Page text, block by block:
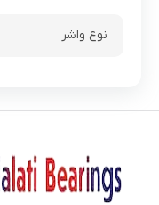
نوع واشر